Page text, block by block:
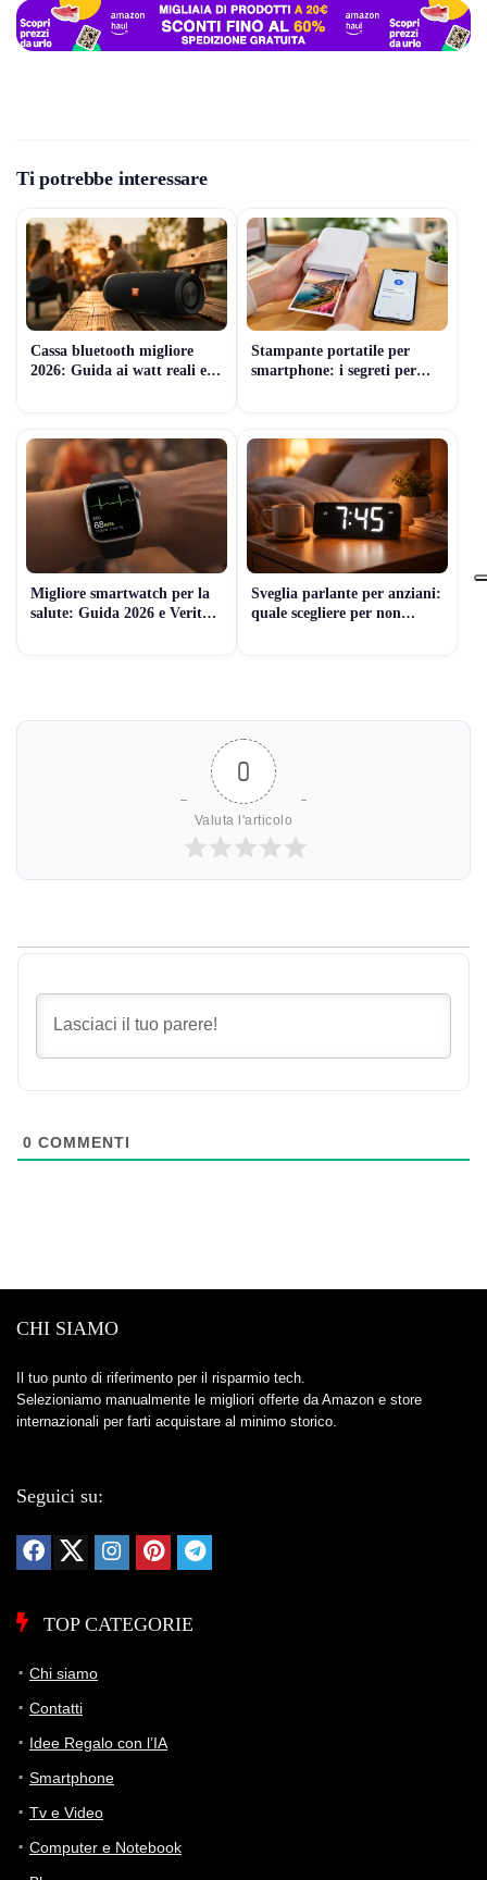
Ti potrebbe interessare
Cassa bluetooth migliore
2026: Guida ai watt reali e
Stampante portatile per
smartphone: i segreti per
Migliore smartwatch per la
salute: Guida 2026 e Verità
Sveglia parlante per anziani:
quale scegliere per non
0
Valuta l'articolo
0 COMMENTI
CHI SIAMO
Il tuo punto di riferimento per il risparmio tech.
Selezioniamo manualmente le migliori offerte da Amazon e store
internazionali per farti acquistare al minimo storico.
Seguici su:
TOP CATEGORIE
Chi siamo
Contatti
Idee Regalo con l’IA
Smartphone
Tv e Video
Computer e Notebook